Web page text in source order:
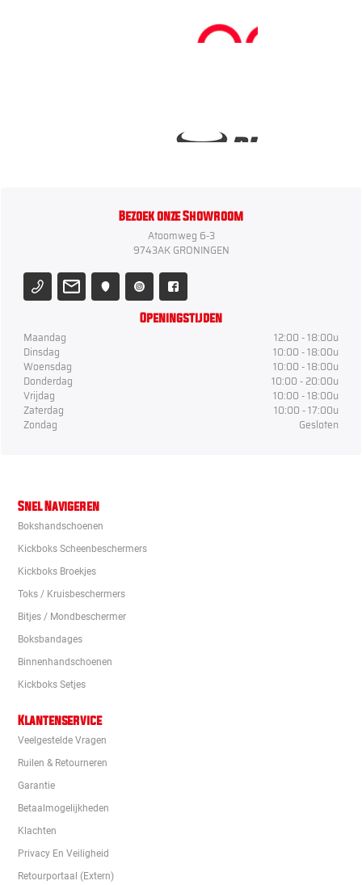
Bezoek onze Showroom
Atoomweg 6-3
9743AK GRONINGEN
Openingstijden
Maandag
12:00 - 18:00u
Dinsdag
10:00 - 18:00u
Woensdag
10:00 - 18:00u
Donderdag
10:00 - 20:00u
Vrijdag
10:00 - 18:00u
Zaterdag
10:00 - 17:00u
Zondag
Gesloten
Snel Navigeren
Bokshandschoenen
Kickboks Scheenbeschermers
Kickboks Broekjes
Toks / Kruisbeschermers
Bitjes / Mondbeschermer
Boksbandages
Binnenhandschoenen
Kickboks Setjes
Klantenservice
Veelgestelde Vragen
Ruilen & Retourneren
Garantie
Betaalmogelijkheden
Klachten
Privacy En Veiligheid
Retourportaal (extern)